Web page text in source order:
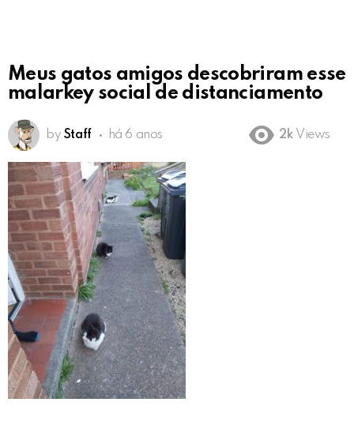
Meus gatos amigos descobriram esse
malarkey social de distanciamento
by Staff há 6 anos 2k Views